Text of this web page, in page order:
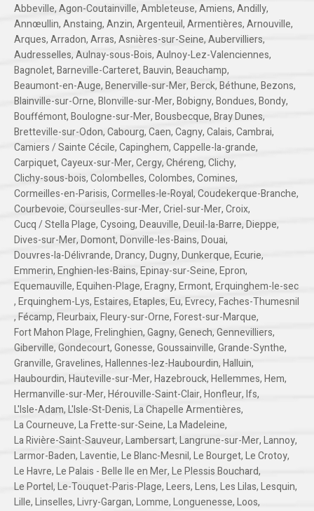
Abbeville,Agon-Coutainville,Ambleteuse,Amiens,Andilly,
Annœullin,Anstaing,Anzin,Argenteuil,Armentières,Arnouville,
Arques,Arradon,Arras,Asnières-sur-Seine,Aubervilliers,
Audresselles,Aulnay-sous-Bois,Aulnoy-Lez-Valenciennes,
Bagnolet,Barneville-Carteret,Bauvin,Beauchamp,
Beaumont-en-Auge,Benerville-sur-Mer,Berck,Béthune,Bezons,
Blainville-sur-Orne,Blonville-sur-Mer,Bobigny,Bondues,Bondy,
Bouffémont,Boulogne-sur-Mer,Bousbecque,Bray Dunes,
Bretteville-sur-Odon,Cabourg,Caen,Cagny,Calais,Cambrai,
Camiers / Sainte Cécile,Capinghem,Cappelle-la-grande,
Carpiquet,Cayeux-sur-Mer,Cergy,Chéreng,Clichy,
Clichy-sous-bois,Colombelles,Colombes,Comines,
Cormeilles-en-Parisis,Cormelles-le-Royal,Coudekerque-Branche,
Courbevoie,Courseulles-sur-Mer,Criel-sur-Mer,Croix,
Cucq / Stella Plage,Cysoing,Deauville,Deuil-la-Barre,Dieppe,
Dives-sur-Mer,Domont,Donville-les-Bains,Douai,
Douvres-la-Délivrande,Drancy,Dugny,Dunkerque,Ecurie,
Emmerin,Enghien-les-Bains,Epinay-sur-Seine,Epron,
Equemauville,Equihen-Plage,Eragny,Ermont,Erquinghem-le-sec
,Erquinghem-Lys,Estaires,Etaples,Eu,Evrecy,Faches-Thumesnil
,Fécamp,Fleurbaix,Fleury-sur-Orne,Forest-sur-Marque,
Fort Mahon Plage,Frelinghien,Gagny,Genech,Gennevilliers,
Giberville,Gondecourt,Gonesse,Goussainville,Grande-Synthe,
Granville,Gravelines,Hallennes-lez-Haubourdin,Halluin,
Haubourdin,Hauteville-sur-Mer,Hazebrouck,Hellemmes,Hem,
Hermanville-sur-Mer,Hérouville-Saint-Clair,Honfleur,Ifs,
L'Isle-Adam,L'Isle-St-Denis,La Chapelle Armentières,
La Courneuve,La Frette-sur-Seine,La Madeleine,
La Rivière-Saint-Sauveur,Lambersart,Langrune-sur-Mer,Lannoy,
Larmor-Baden,Laventie,Le Blanc-Mesnil,Le Bourget,Le Crotoy,
Le Havre,Le Palais - Belle Ile en Mer,Le Plessis Bouchard,
Le Portel,Le-Touquet-Paris-Plage,Leers,Lens,Les Lilas,Lesquin,
Lille,Linselles,Livry-Gargan,Lomme,Longuenesse,Loos,